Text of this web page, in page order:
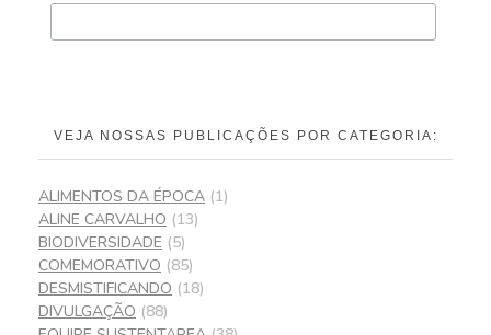
VEJA NOSSAS PUBLICAÇÕES POR CATEGORIA:
ALIMENTOS DA ÉPOCA (1)
ALINE CARVALHO (13)
BIODIVERSIDADE (5)
COMEMORATIVO (85)
DESMISTIFICANDO (18)
DIVULGAÇÃO (88)